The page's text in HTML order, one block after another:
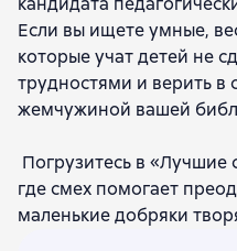
Если вы ищете умные,
которые учат детей не
трудностями и верить в
жемчужиной вашей
Погрузитесь в «Лучшие
где смех помогает
маленькие добряки